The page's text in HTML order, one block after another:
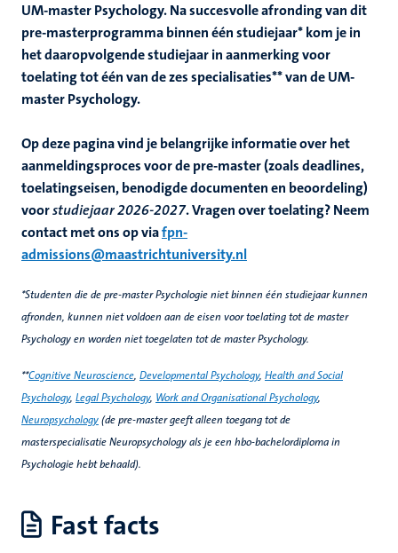
UM-master Psychology. Na succesvolle afronding van dit
pre-masterprogramma binnen één studiejaar* kom je in
het daaropvolgende studiejaar in aanmerking voor
toelating tot één van de zes specialisaties** van de UM-
master Psychology.
Op deze pagina vind je belangrijke informatie over het
aanmeldingsproces voor de pre-master (zoals deadlines,
toelatingseisen, benodigde documenten en beoordeling)
voorstudiejaar 2026-2027. Vragen over toelating?Neem
contact met ons op viafpn-
admissions@maastrichtuniversity.nl
*Studenten die de pre-master Psychologie niet binnen één studiejaar kunnen
afronden, kunnen niet voldoen aan de eisen voor toelating tot de master
Psychology en worden niet toegelaten tot de master Psychology.
**Cognitive Neuroscience, Developmental Psychology, Health and Social
Psychology, Legal Psychology, Work and Organisational Psychology,
Neuropsychology(de pre-master geeft alleen toegang tot de
masterspecialisatie Neuropsychology als je een hbo-bachelordiploma in
Psychologie hebt behaald).
Fast facts